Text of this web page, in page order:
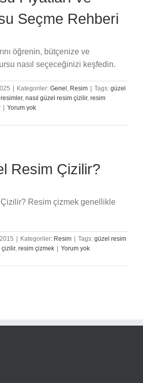
Seçme Rehberi
öğrenin, bütçenize ve
nasıl seçeceğinizi keşfedin.
| Kategoriler: Genel, Resim | Tags: güzel
, nasıl güzel resim çizilir, resim
| Yorum yok
Resim Çizilir?
Çizilir? Resim çizmek genellikle
Kategoriler: Resim Tags: güzel resim
çizilir, resim çizmek
Yorum yok